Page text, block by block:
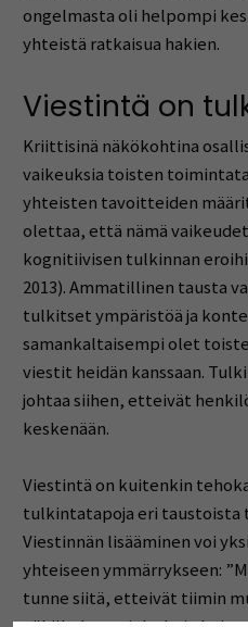
ongelmasta oli helpompi
yhteistä ratkaisua hakien.
Viestintä on
Kriittisinä näkökohtina
vaikeuksia toisten
yhteisten tavoitteiden
olettaa, että nämä
kognitiivisen tulkinnan
2013). Ammatillinen tausta
tulkitset ympäristöä ja
samankaltaisempi olet
viestit heidän kanssaan.
johtaa siihen, etteivät
keskenään.
Viestintä on kuitenkin
tulkintatapoja eri taustoista
Viestinnän lisääminen voi
yhteiseen ymmärrykseen:
tunne siitä, etteivät tiimin